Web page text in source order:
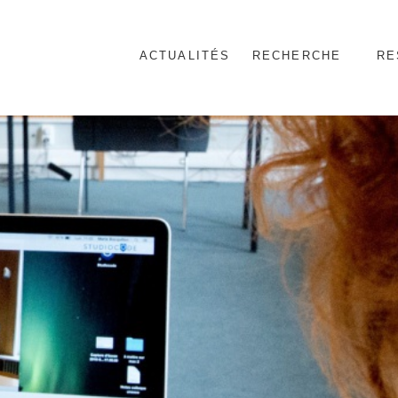
ACTUALITÉS RECHERCHE